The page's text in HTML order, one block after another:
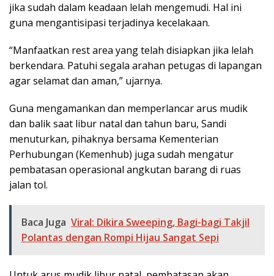
jika sudah dalam keadaan lelah mengemudi. Hal ini
guna mengantisipasi terjadinya kecelakaan.
“Manfaatkan rest area yang telah disiapkan jika lelah
berkendara. Patuhi segala arahan petugas di lapangan
agar selamat dan aman,” ujarnya.
Guna mengamankan dan memperlancar arus mudik
dan balik saat libur natal dan tahun baru, Sandi
menuturkan, pihaknya bersama Kementerian
Perhubungan (Kemenhub) juga sudah mengatur
pembatasan operasional angkutan barang di ruas
jalan tol.
Baca Juga Viral: Dikira Sweeping, Bagi-bagi Takjil
Polantas dengan Rompi Hijau Sangat Sepi